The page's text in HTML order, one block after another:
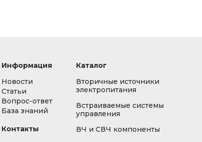
Информация
Новости
Статьи
Вопрос-ответ
База знаний
Контакты
Каталог
Вторичные источники
электропитания
Встраиваемые системы
управления
ВЧ и СВЧ компоненты